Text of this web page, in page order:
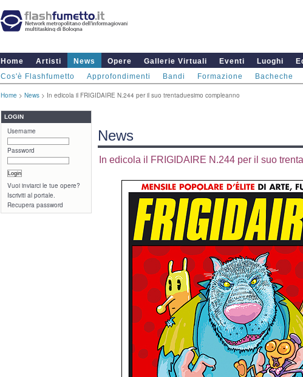
Home Artisti News Opere Gallerie Virtuali Eventi Luoghi
Cos'è Flashfumetto
Approfondimenti Bandi Formazione Bacheche
Home > News > In edicola il FRIGIDAIRE N.244 per il suo trentaduesimo compleanno
LOGIN
Username
Password
Vuoi inviarci le tue opere?
Iscriviti al portale.
Recupera password
News
In edicola il FRIGIDAIRE N.244 per il suo